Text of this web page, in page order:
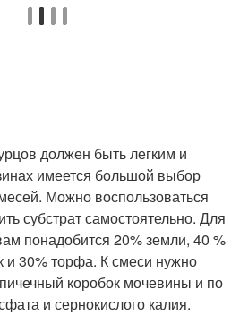
должен быть легким и
имеется большой выбор
Можно воспользоваться
субстрат самостоятельно. Для
понадобится 20% земли, 40 %
и 30% торфа. К смеси нужно
коробок мочевины и по
и сернокислого калия.